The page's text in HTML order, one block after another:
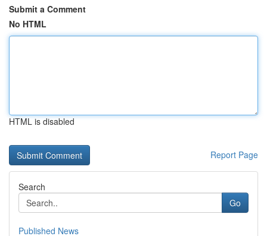
Submit a Comment
No HTML
HTML is disabled
Report Page
Search
Go
Published News